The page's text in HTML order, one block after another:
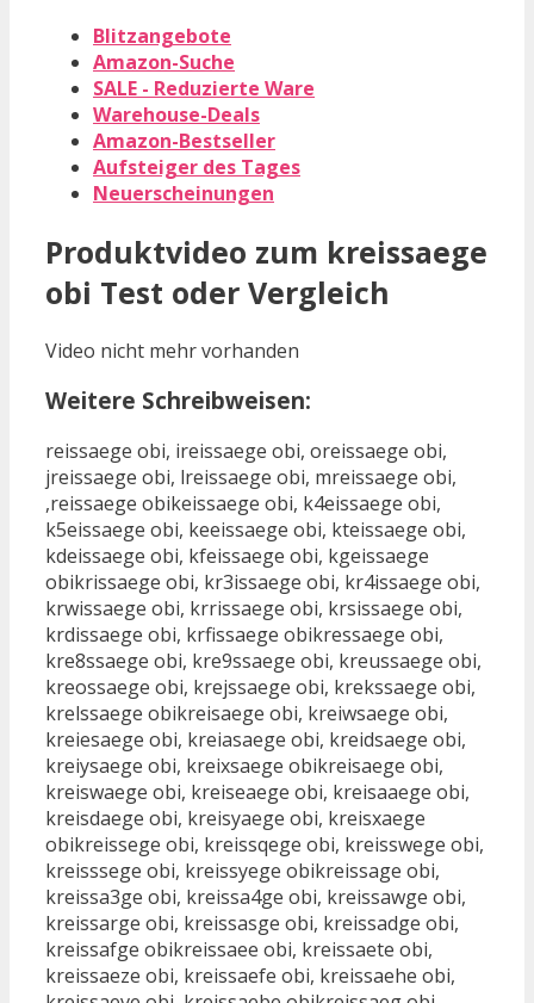
Blitzangebote
Amazon-Suche
SALE - Reduzierte Ware
Warehouse-Deals
Amazon-Bestseller
Aufsteiger des Tages
Neuerscheinungen
Produktvideo zum kreissaege
obi Test oder Vergleich
Video nicht mehr vorhanden
Weitere Schreibweisen:
reissaege obi, ireissaege obi, oreissaege obi,
jreissaege obi, lreissaege obi, mreissaege obi,
,reissaege obikeissaege obi, k4eissaege obi,
k5eissaege obi, keeissaege obi, kteissaege obi,
kdeissaege obi, kfeissaege obi, kgeissaege
obikrissaege obi, kr3issaege obi, kr4issaege obi,
krwissaege obi, krrissaege obi, krsissaege obi,
krdissaege obi, krfissaege obikressaege obi,
kre8ssaege obi, kre9ssaege obi, kreussaege obi,
kreossaege obi, krejssaege obi, krekssaege obi,
krelssaege obikreisaege obi, kreiwsaege obi,
kreiesaege obi, kreiasaege obi, kreidsaege obi,
kreiysaege obi, kreixsaege obikreisaege obi,
kreiswaege obi, kreiseaege obi, kreisaaege obi,
kreisdaege obi, kreisyaege obi, kreisxaege
obikreissege obi, kreissqege obi, kreisswege obi,
kreisssege obi, kreissyege obikreissage obi,
kreissa3ge obi, kreissa4ge obi, kreissawge obi,
kreissarge obi, kreissasge obi, kreissadge obi,
kreissafge obikreissaee obi, kreissaete obi,
kreissaeze obi, kreissaefe obi, kreissaehe obi,